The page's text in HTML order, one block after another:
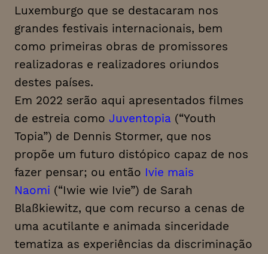
Luxemburgo que se destacaram nos
grandes festivais internacionais, bem
como primeiras obras de promissores
realizadoras e realizadores oriundos
destes países.
Em 2022 serão aqui apresentados filmes
de estreia como Juventopia(“Youth
Topia”) de Dennis Stormer, que nos
propõe um futuro distópico capaz de nos
fazer pensar; ou então Ivie mais
Naomi (“Iwie wie Ivie”) de Sarah
Blaßkiewitz, que com recurso a cenas de
uma acutilante e animada sinceridade
tematiza as experiências da discriminação